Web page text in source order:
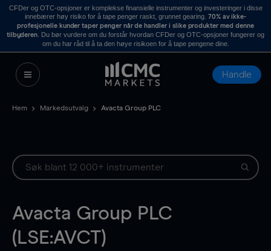
CFDer og OTC-opsjoner er komplekse finansielle instrumenter og investeringer i disse
innebærer høy risiko for å tape penger raskt, grunnet gearing. 70% av ikke-
profesjonelle kunder taper penger når de handler i slike produkter med denne
tilbyderen . Du bør vurdere om du forstår hvordan CFDer og OTC-opsjoner fungerer og
om du har råd til å ta den høye risikoen for å tape pengene dine.
Handle
Hem Markedsutvalg Avacta Group PLC
Avacta Group PLC
(LSE:AVCT)